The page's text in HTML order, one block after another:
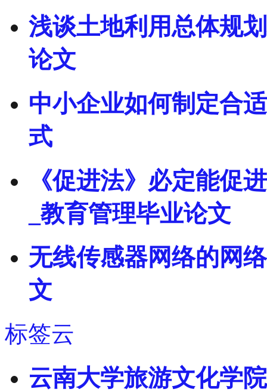
浅谈土地利用总体规
论文
中小企业如何制定合
式
《促进法》必定能促
_教育管理毕业论文
无线传感器网络的网
文
标签云
云南大学旅游文化学院